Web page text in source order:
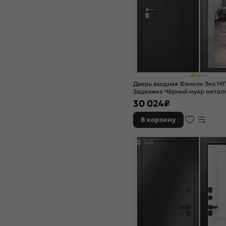
Дверь входная Фэмели Эко
Задвижка Чёрный муар
серый, с зеркалом, 2 замка, с
задвижкой
30 024₽
В корзину
5,0